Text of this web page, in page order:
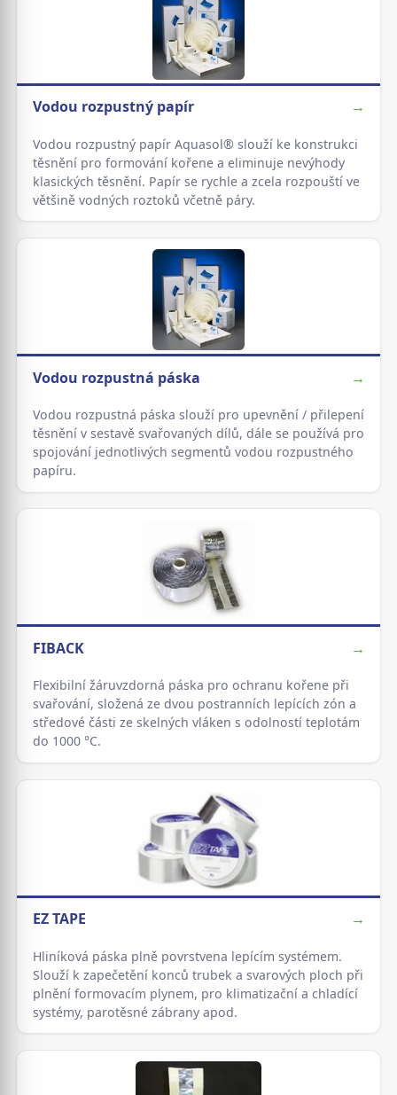
Vodou rozpustný papír →
Vodou rozpustný papír Aquasol® slouží ke konstrukci
těsnění pro formování kořene a eliminuje nevýhody
klasických těsnění. Papír se rychle a zcela rozpouští ve
většině vodných roztoků včetně páry.
Vodou rozpustná páska →
Vodou rozpustná páska slouží pro upevnění / přilepení
těsnění v sestavě svařovaných dílů, dále se používá pro
spojování jednotlivých segmentů vodou rozpustného
papíru.
FIBACK →
Flexibilní žáruvzdorná páska pro ochranu kořene při
svařování, složená ze dvou postranních lepících zón a
středové části ze skelných vláken s odolností teplotám
do 1000 °C.
EZ TAPE →
Hliníková páska plně povrstvena lepícím systémem.
Slouží k zapečetění konců trubek a svarových ploch při
plnění formovacím plynem, pro klimatizační a chladící
systémy, parotěsné zábrany apod.